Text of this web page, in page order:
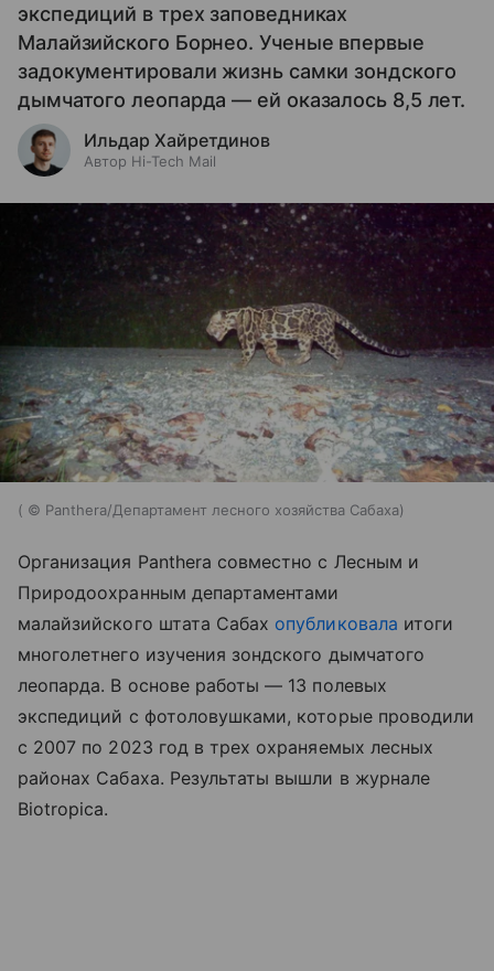
экспедиций в трех заповедниках
Малайзийского Борнео. Ученые впервые
задокументировали жизнь самки зондского
дымчатого леопарда — ей оказалось 8,5 лет.
Ильдар Хайретдинов
Автор Hi-Tech Mail
( © Panthera/Департамент лесного хозяйства Сабаха)
Организация Panthera совместно с Лесным и
Природоохранным департаментами
малайзийского штата Сабах опубликовала итоги
многолетнего изучения зондского дымчатого
леопарда. В основе работы — 13 полевых
экспедиций с фотоловушками, которые проводили
с 2007 по 2023 год в трех охраняемых лесных
районах Сабаха. Результаты вышли в журнале
Biotropica.